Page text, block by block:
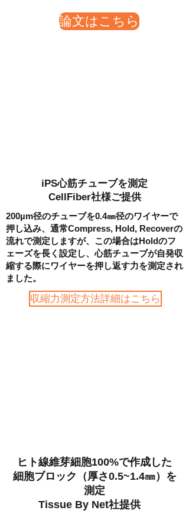
論文はこちら
iPS心筋チューブを測定
​CellFiber社様ご提供
200µm径のチューブを0.4㎜径のワイヤーで
押し込み、通常Compress, Hold, Recoverの
流れで測定しますが、この場合はHoldのフ
ェーズを長く設定し、心筋チューブが自発収
縮する際にワイヤーを押し返す力を測定され
ました。
収縮力測定方法詳細はこちら
ヒト線維芽細胞100%で作成した
細胞ブロック（厚さ0.5~1.4㎜）を
測定
​Tissue By Net社提供